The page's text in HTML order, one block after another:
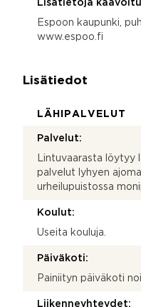
Lisätietoja
Espoon kaupunki,
www.espoo.fi
Lisätiedot
LÄHIPALVELUT
Palvelut:
Lintuvaarasta löytyy
palvelut lyhyen
urheilupuistossa
Koulut:
Useita kouluja.
Päiväkoti:
Painiityn päiväkoti
Liikenneyhteydet: